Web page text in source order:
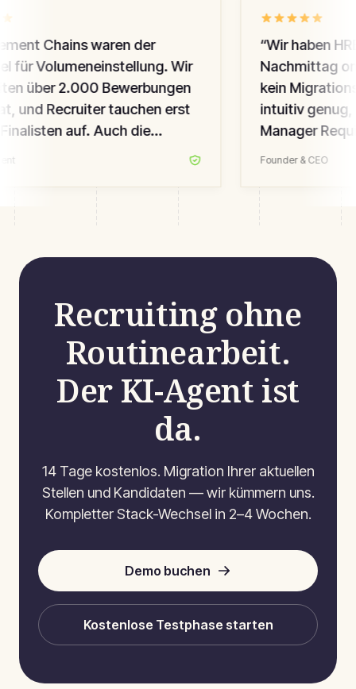
Chains waren der
für Volumeneinstellung. Wir
über 2.000 Bewerbungen
und Recruiter tauchen erst
auf. Auch die
“Wir haben
Nachmittag
kein
intuitiv genug,
Manager
Founder & CEO
Recruiting ohne
Routinearbeit.
Der KI-Agent ist
da.
14 Tage kostenlos. Migration Ihrer aktuellen
Stellen und Kandidaten — wir kümmern uns.
Kompletter Stack-Wechsel in 2–4 Wochen.
Demo buchen
Kostenlose Testphase starten